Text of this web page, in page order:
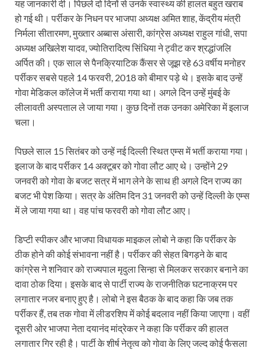
यह जानकारी दी। पिछले दो दिनों से उनके स्‍वास्‍थ्‍य की हालत बहुत खराब
हो गई थी। पर्रीकर के निधन पर भाजपा अध्‍यक्ष अमित शाह, केंद्रीय मंत्री
निर्मला सीतारमण, मुख्‍तार अब्‍बास अंसारी, कांग्रेस अध्‍यक्ष राहुल गांधी, सपा
अध्‍यक्ष अखिलेश यादव, ज्‍योतिरादित्‍य सिंधिया ने ट्वीट कर श्रद्धांजलि
अर्पित की। एक साल से पैनक्रियाटिक कैंसर से जूझ रहे 63 वर्षीय मनोहर
पर्रीकर सबसे पहले 14 फरवरी, 2018 को बीमार पड़े थे। इसके बाद उन्हें
गोवा मेडिकल कॉलेज में भर्ती कराया गया था। अगले दिन उन्हें मुंबई के
लीलावती अस्पताल ले जाया गया। कुछ दिनों तक उनका अमेरिका में इलाज
चला।
पिछले साल 15 सितंबर को उन्हें नई दिल्ली स्थित एम्स में भर्ती कराया गया।
इलाज के बाद पर्रीकर 14 अक्टूबर को गोवा लौट आए थे। उन्होंने 29
जनवरी को गोवा के बजट सत्र में भाग लेने के साथ ही अगले दिन राज्य का
बजट भी पेश किया। सत्र के अंतिम दिन 31 जनवरी को उन्हें दिल्ली के एम्स
में ले जाया गया था। वह पांच फरवरी को गोवा लौट आए।
डिप्टी स्पीकर और भाजपा विधायक माइकल लोबो ने कहा कि पर्रीकर के
ठीक होने की कोई संभावना नहीं है। पर्रीकर की सेहत बिगड़ने के बाद
कांग्रेस ने शनिवार को राज्यपाल मृदुला सिन्हा से मिलकर सरकार बनाने का
दावा ठोक दिया। इसके बाद से पार्टी राज्य के राजनीतिक घटनाक्रम पर
लगातार नजर बनाए हुए है। लोबो ने इस बैठक के बाद कहा कि जब तक
पर्रीकर हैं, तब तक गोवा में लीडरशिप में कोई बदलाव नहीं किया जाएगा। वहीं
दूसरी ओर भाजपा नेता दयानंद मांद्रेकर ने कहा कि पर्रीकर की हालत
लगातार गिर रही है। पार्टी के शीर्ष नेतृत्व को गोवा के लिए जल्द कोई फैसला